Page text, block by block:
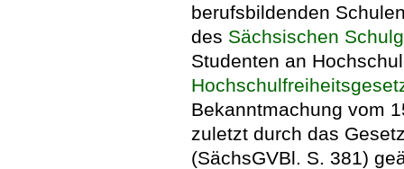
berufsbildenden
des Sächsischen
Studenten an
Bekanntmachung vom
zuletzt durch das
(SächsGVBl. S. 381)